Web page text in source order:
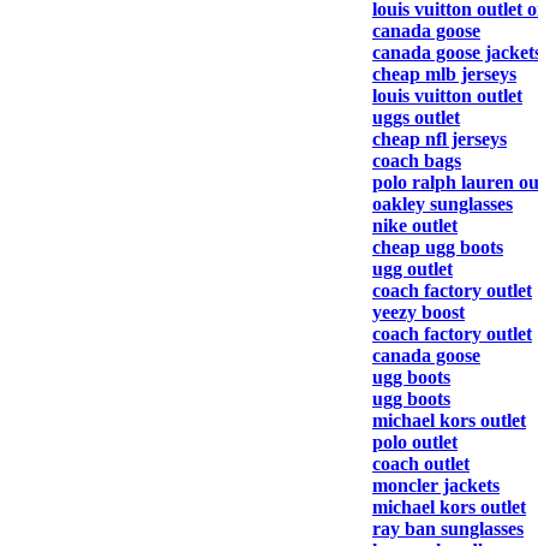
louis vuitton outlet
canada goose
canada goose
cheap mlb jerseys
louis vuitton outlet
uggs outlet
cheap nfl jerseys
coach bags
polo ralph lauren
oakley sunglasses
nike outlet
cheap ugg boots
ugg outlet
coach factory outlet
yeezy boost
coach factory outlet
canada goose
ugg boots
ugg boots
michael kors outlet
polo outlet
coach outlet
moncler jackets
michael kors outlet
ray ban sunglasses